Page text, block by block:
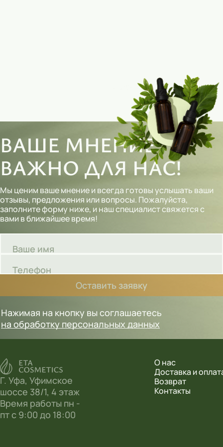
ВАШЕ МНЕНИЕ
ВАЖНО ДЛЯ НАС!
Мы ценим ваше мнение и всегда готовы услышать ваши
отзывы, предложения или вопросы. Пожалуйста,
заполните форму ниже, и наш специалист свяжется с
вами в ближайшее время!
Ваше имя
Телефон
Оставить заявку
Нажимая на кнопку вы соглашаетесь
на обработку персональных данных
Г. Уфа, Уфимское
шоссе 38/1, 4 этаж
Время работы пн -
пт с 9:00 до 18:00
О нас
Доставка и
Возврат
Контакты